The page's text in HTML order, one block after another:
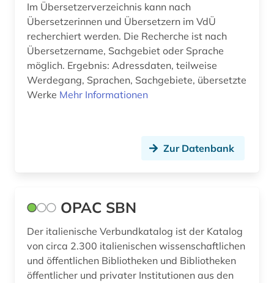
literatur (2)
mak-wert (3)
makrofossil (1)
malerei (2)
massive open online course (1)
menschenrechtspolitik (1)
mikrofilm (1)
Im Übersetzerverzeichnis kann nach
Übersetzerinnen und Übersetzern im VdÜ
recherchiert werden. Die Recherche ist nach
Übersetzername, Sachgebiet oder Sprache
möglich. Ergebnis: Adressdaten, teilweise
Werdegang, Sprachen, Sachgebiete, übersetzte
Werke Mehr Informationen
Zur Datenbank
OPAC SBN
Der italienische Verbundkatalog ist der Katalog
von circa 2.300 italienischen wissenschaftlichen
und öffentlichen Bibliotheken und Bibliotheken
öffentlicher und privater Institutionen aus den